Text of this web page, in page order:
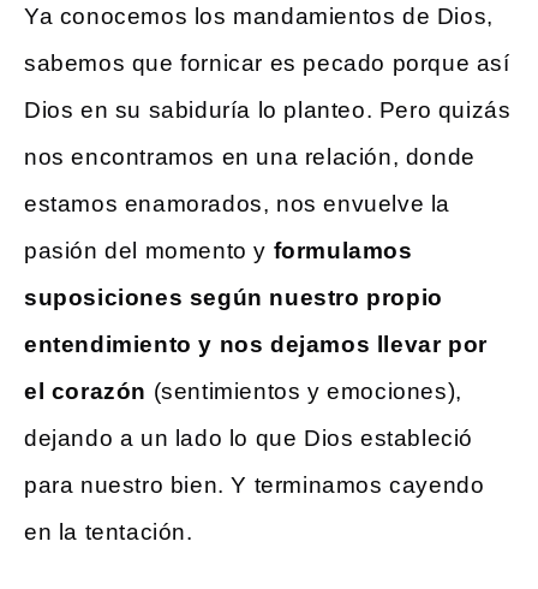
Ya conocemos los mandamientos de Dios,
sabemos que fornicar es pecado porque así
Dios en su sabiduría lo planteo. Pero quizás
nos encontramos en una relación, donde
estamos enamorados, nos envuelve la
pasión del momento y formulamos
suposiciones según nuestro propio
entendimiento y nos dejamos llevar por
el corazón (sentimientos y emociones),
dejando a un lado lo que Dios estableció
para nuestro bien. Y terminamos cayendo
en la tentación.